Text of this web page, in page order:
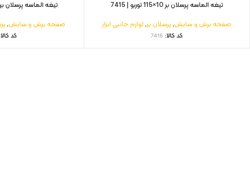
تيغه الماسه پرسلان بر 10×115 توربو | 7415
صفحه برش و سایش,پرسلان بر,لوازم جانبی ابزار
کد کالا: 7415
تيغه الماسه پرسلان بر 10×180 توربو |
صفحه برش و سایش,
کد کالا: